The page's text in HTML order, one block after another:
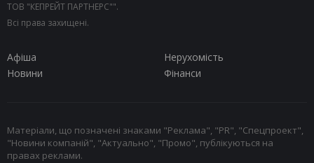
ТОВ "КЕПРЕЙТ ПАРТНЕРС"".
Всі права захищені.
Афіша
Нерухомість
Новини
Фінанси
Матеріали, що позначені знаками "Реклама", "PR", "Спецпроект",
"Новини компаній", "Актуально", "Промо", публікуються на
правах реклами.